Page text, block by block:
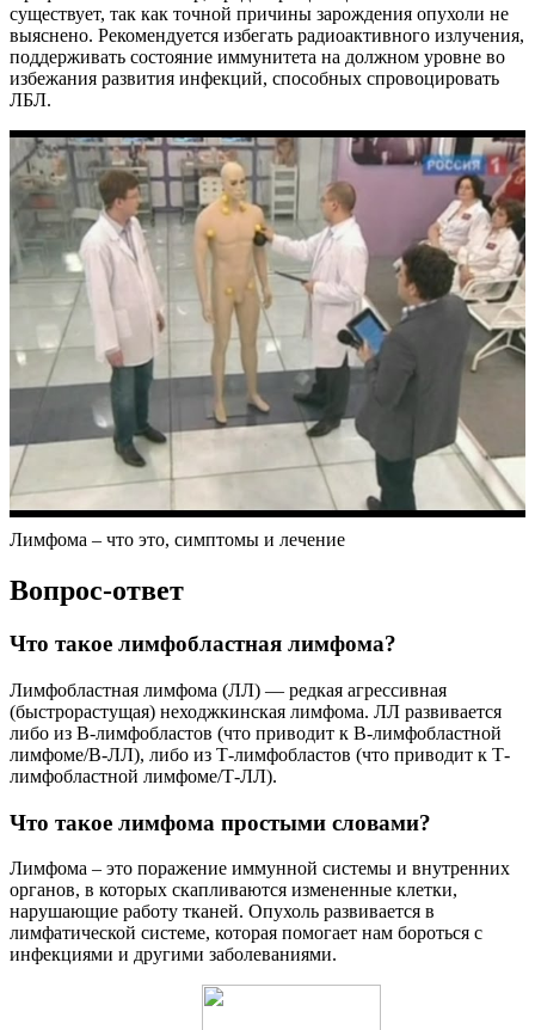
существует, так как точной причины зарождения опухоли не
выяснено. Рекомендуется избегать радиоактивного излучения,
поддерживать состояние иммунитета на должном уровне во
избежания развития инфекций, способных спровоцировать
ЛБЛ.
Лимфома – что это, симптомы и лечение
Вопрос-ответ
Что такое лимфобластная лимфома?
Лимфобластная лимфома (ЛЛ) — редкая агрессивная
(быстрорастущая) неходжкинская лимфома. ЛЛ развивается
либо из В-лимфобластов (что приводит к В-лимфобластной
лимфоме/В-ЛЛ), либо из Т-лимфобластов (что приводит к Т-
лимфобластной лимфоме/Т-ЛЛ).
Что такое лимфома простыми словами?
Лимфома – это поражение иммунной системы и внутренних
органов, в которых скапливаются измененные клетки,
нарушающие работу тканей. Опухоль развивается в
лимфатической системе, которая помогает нам бороться с
инфекциями и другими заболеваниями.